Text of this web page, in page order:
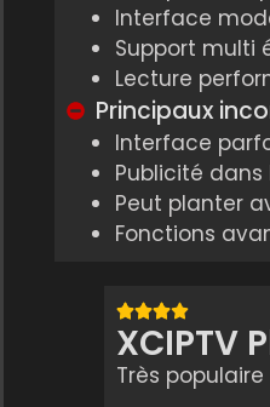
Interface
Support multi
Lecture
Principaux
Interface
Publicité
Peut planter
Fonctions
XCIPTV
Très